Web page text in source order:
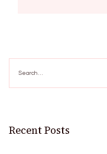
for:
Recent Posts